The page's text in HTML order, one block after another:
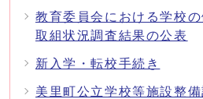
教育委員会における学校
取組状況調査結果の公表
新入学・転校手続き
美里町公立学校等施設整